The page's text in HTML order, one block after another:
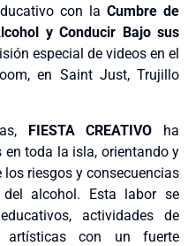
con laCumbre de
y Conducir Bajo sus
especial de videos en el
en Saint Just, Trujillo
FIESTA CREATIVO ha
toda la isla, orientando y
riesgos y consecuencias
alcohol. Esta labor se
actividades de
artísticas con un fuerte